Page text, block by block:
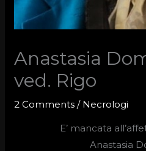
Anastasia
ved. Rigo
2 Comments / Necrologi
E’ mancata
Anastasia